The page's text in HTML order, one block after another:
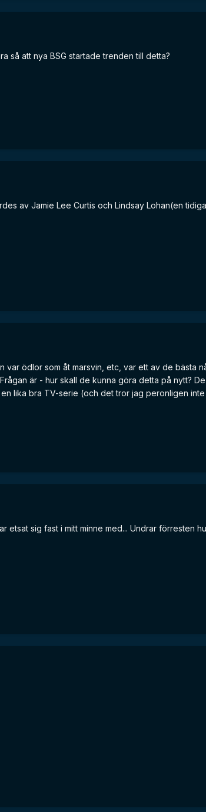
så att nya BSG startade trenden till detta?
av Jamie Lee Curtis och Lindsay Lohan(en
ödlor som åt marsvin, etc, var ett av de bästa
är - hur skall de kunna göra detta på nytt?
lika bra TV-serie (och det tror jag peronligen inte
etsat sig fast i mitt minne med... Undrar förresten